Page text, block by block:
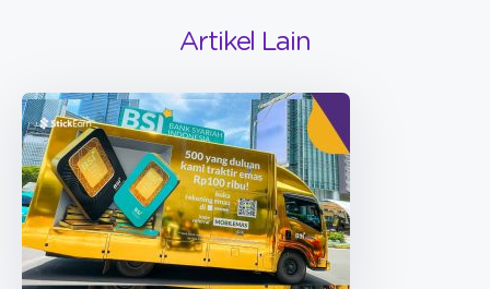
Artikel Lain